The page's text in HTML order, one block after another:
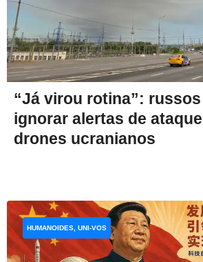
“Já virou rotina”:
ignorar alertas de
drones ucranianos
HUMANOIDES, UNI-VOS